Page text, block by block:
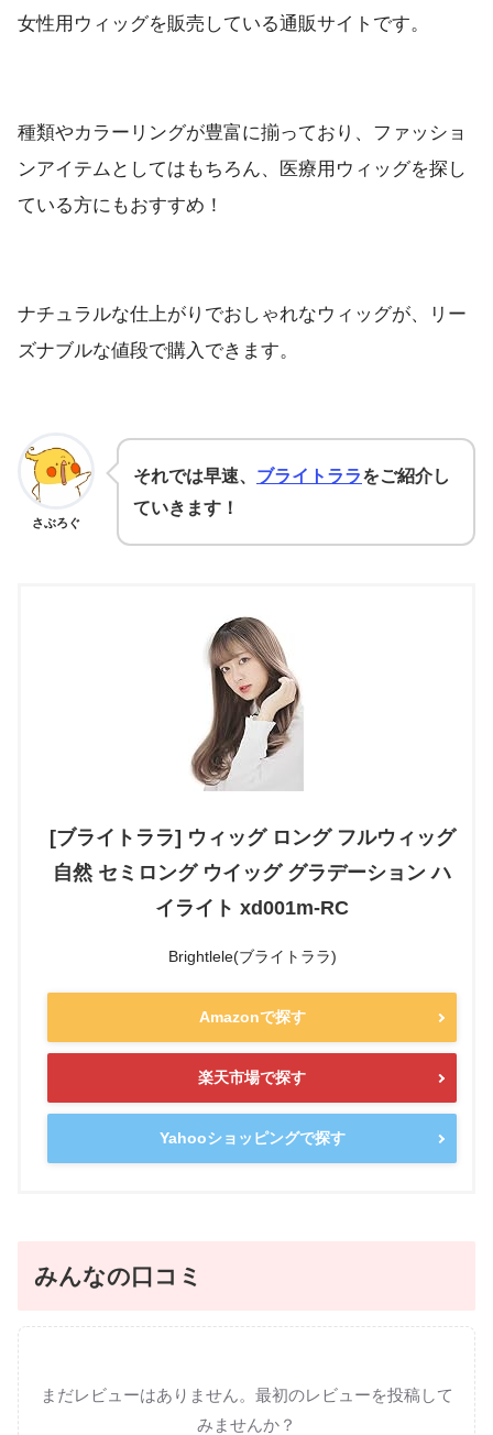
女性用ウィッグを販売している通販サイトです。
種類やカラーリングが豊富に揃っており、ファッショ
ンアイテムとしてはもちろん、医療用ウィッグを探し
ている方にもおすすめ！
ナチュラルな仕上がりでおしゃれなウィッグが、リー
ズナブルな値段で購入できます。
さぶろぐ
それでは早速、 ブライトララをご紹介し
ていきます！
[ブライトララ] ウィッグ ロング フルウィッグ
自然 セミロング ウイッグ グラデーション ハ
イライト xd001m-RC
Brightlele(ブライトララ)
Amazonで探す
楽天市場で探す
Yahooショッピングで探す
みんなの口コミ
まだレビューはありません。最初のレビューを投稿して
みませんか？